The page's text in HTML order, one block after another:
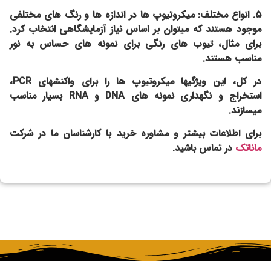
5. انواع مختلف: میکروتیوپ ها در اندازه ها و رنگ های مختلفی
موجود هستند که میتوان بر اساس نیاز آزمایشگاهی انتخاب کرد.
برای مثال، تیوب های رنگی برای نمونه های حساس به نور
مناسب هستند.
در کل، این ویژگیها میکروتیوپ ها را برای واکنشهای PCR،
استخراج و نگهداری نمونه های DNA و RNA بسیار مناسب
میسازند.
برای اطلاعات بیشتر و مشاوره خرید با کارشناسان ما در شرکت
ماناتک در تماس باشید.